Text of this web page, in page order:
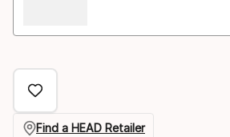
Find a HEAD Retailer